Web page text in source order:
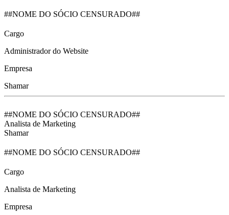
##NOME DO SÓCIO CENSURADO##
Cargo
Administrador do Website
Empresa
Shamar
##NOME DO SÓCIO CENSURADO##
Analista de Marketing
Shamar
##NOME DO SÓCIO CENSURADO##
Cargo
Analista de Marketing
Empresa